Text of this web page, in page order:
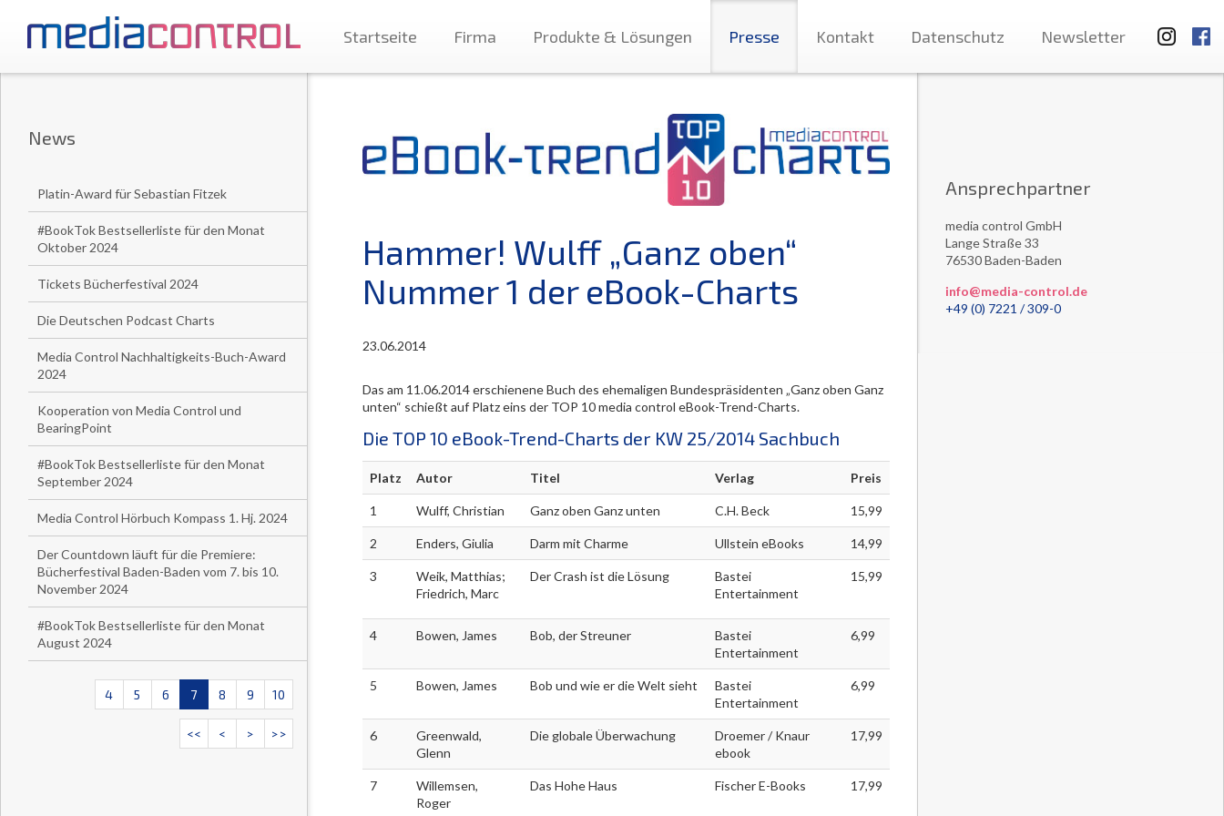
Startseite Firma Produkte & Lösungen Presse Kontakt Datenschutz Newsletter
News
Platin-Award für Sebastian Fitzek
#BookTok Bestsellerliste für den Monat
Oktober 2024
Tickets Bücherfestival 2024
Die Deutschen Podcast Charts
Media Control Nachhaltigkeits-Buch-Award
2024
Kooperation von Media Control und
BearingPoint
#BookTok Bestsellerliste für den Monat
September 2024
Media Control Hörbuch Kompass 1. Hj. 2024
Der Countdown läuft für die Premiere:
Bücherfestival Baden-Baden vom 7. bis 10.
November 2024
#BookTok Bestsellerliste für den Monat
August 2024
4 5 6 7 8 9 10
<< < > >>
Hammer! Wulff „Ganz oben“
Nummer 1 der eBook-Charts
23.06.2014
Das am 11.06.2014 erschienene Buch des ehemaligen Bundespräsidenten „Ganz oben Ganz
unten“ schießt auf Platz eins der TOP 10 media control eBook-Trend-Charts.
Die TOP 10 eBook-Trend-Charts der KW 25/2014 Sachbuch
Platz Autor Titel Verlag Preis
1 Wulff, Christian Ganz oben Ganz unten C.H. Beck 15,99
2 Enders, Giulia Darm mit Charme Ullstein eBooks 14,99
3
Weik, Matthias;
Friedrich, Marc
Der Crash ist die Lösung
Bastei
Entertainment
15,99
4 Bowen, James Bob, der Streuner
Bastei
Entertainment
6,99
5 Bowen, James Bob und wie er die Welt sieht
Bastei
Entertainment
6,99
6
Greenwald,
Glenn
Die globale Überwachung
Droemer / Knaur
ebook
17,99
7
Willemsen,
Roger
Das Hohe Haus Fischer E-Books 17,99
Ansprechpartner
media control GmbH
Lange Straße 33
76530 Baden-Baden
info@media-control.de
+49 (0) 7221 / 309-0